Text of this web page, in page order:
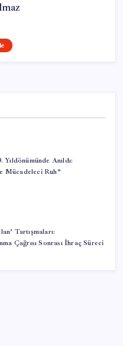
Anıldı:
Mücadeleci Ruh”
Tartışmaları:
Çağrısı Sonrası İhraç Süreci